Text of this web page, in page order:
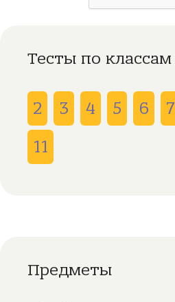
Тесты по классам
2 3 4 5 6 7
11
Предметы